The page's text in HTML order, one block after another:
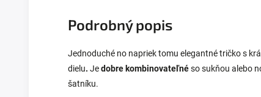
Podrobný popis
Jednoduché no napriek tomu elegantné tričko s
dielu. Jedobre kombinovateľnéso sukňou alebo
šatníku.